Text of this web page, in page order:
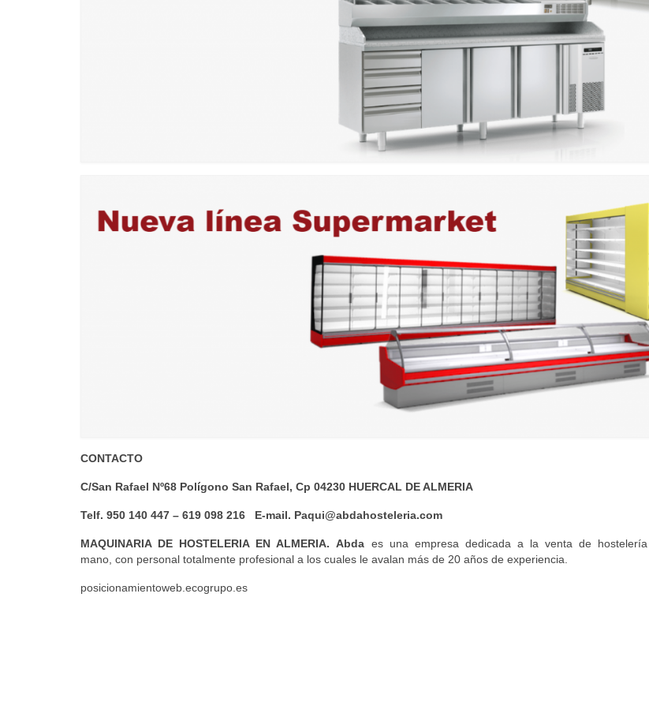
CONTACTO
C/San Rafael Nº68 Polígono San Rafael, Cp 04230 HUERCAL DE ALMERIA
Telf. 950 140 447 – 619 098 216 E-mail. Paqui@abdahosteleria.com
MAQUINARIA DE HOSTELERIA EN ALMERIA. Abda es una empresa dedicada a la venta de hostelería
mano, con personal totalmente profesional a los cuales le avalan más de 20 años de experiencia.
posicionamientoweb.ecogrupo.es